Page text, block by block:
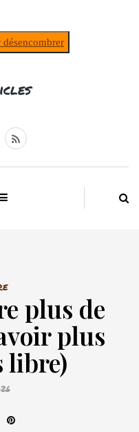
plus de
plus
libre)